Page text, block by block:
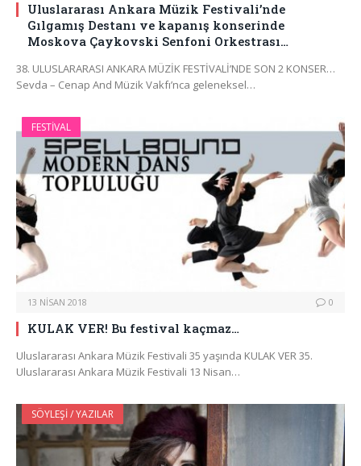
Uluslararası Ankara Müzik Festivali’nde
Gılgamış Destanı ve kapanış konserinde
Moskova Çaykovski Senfoni Orkestrası…
38. ULUSLARARASI ANKARA MÜZİK FESTİVALİ’NDE SON 2 KONSER…
Sevda – Cenap And Müzik Vakfı’nca geleneksel…
FESTIVAL
13 NISAN 2018 0
KULAK VER! Bu festival kaçmaz…
Uluslararası Ankara Müzik Festivali 35 yaşında KULAK VER 35.
Uluslararası Ankara Müzik Festivali 13 Nisan…
SÖYLEŞI / YAZILAR